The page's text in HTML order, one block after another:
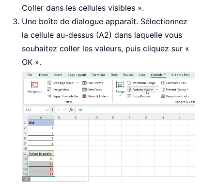
Coller dans les cellules visibles ».
Une boîte de dialogue apparaît. Sélectionnez
la cellule au-dessus (A2) dans laquelle vous
souhaitez coller les valeurs, puis cliquez sur «
OK ».